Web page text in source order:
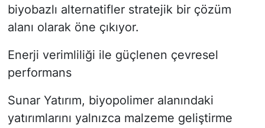
biyobazlı alternatifler stratejik bir çözüm
alanı olarak öne çıkıyor.
Enerji verimliliği ile güçlenen çevresel
performans
Sunar Yatırım, biyopolimer alanındaki
yatırımlarını yalnızca malzeme geliştirme